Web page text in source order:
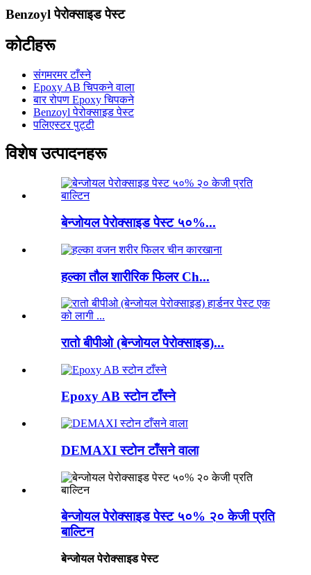
Benzoyl पेरोक्साइड पेस्ट
कोटीहरू
संगमरमर टाँस्ने
Epoxy AB चिपकने वाला
बार रोपण Epoxy चिपकने
Benzoyl पेरोक्साइड पेस्ट
पलिएस्टर पुट्टी
विशेष उत्पादनहरू
बेन्जोयल पेरोक्साइड पेस्ट ५०%...
हल्का तौल शारीरिक फिलर Ch...
रातो बीपीओ (बेन्जोयल पेरोक्साइड)...
Epoxy AB स्टोन टाँस्ने
DEMAXI स्टोन टाँसने वाला
बेन्जोयल पेरोक्साइड पेस्ट ५०% २० केजी प्रति
बाल्टिन
बेन्जोयल पेरोक्साइड पेस्ट